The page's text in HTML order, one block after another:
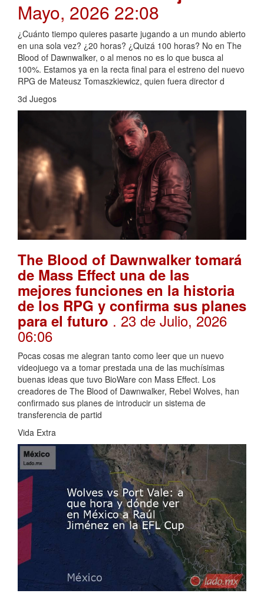
Mayo, 2026 22:08
¿Cuánto tiempo quieres pasarte jugando a un mundo abierto
en una sola vez? ¿20 horas? ¿Quizá 100 horas? No en The
Blood of Dawnwalker, o al menos no es lo que busca al
100%. Estamos ya en la recta final para el estreno del nuevo
RPG de Mateusz Tomaszkiewicz, quien fuera director d
3d Juegos
The Blood of Dawnwalker tomará
de Mass Effect una de las
mejores funciones en la historia
de los RPG y confirma sus planes
para el futuro . 23 de Julio, 2026
06:06
Pocas cosas me alegran tanto como leer que un nuevo
videojuego va a tomar prestada una de las muchísimas
buenas ideas que tuvo BioWare con Mass Effect. Los
creadores de The Blood of Dawnwalker, Rebel Wolves, han
confirmado sus planes de introducir un sistema de
transferencia de partid
Vida Extra